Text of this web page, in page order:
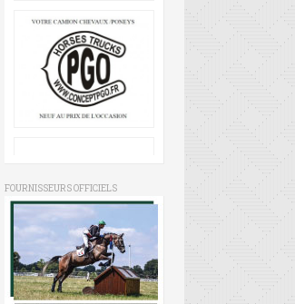
FOURNISSEURS OFFICIELS